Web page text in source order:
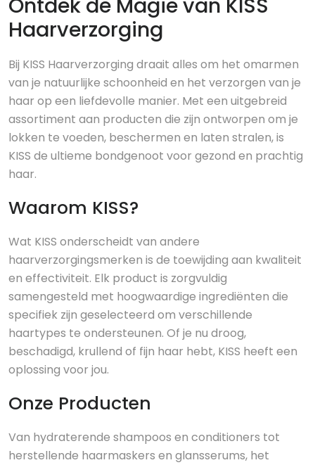
Ontdek de Magie van KISS
Haarverzorging
Bij KISS Haarverzorging draait alles om het omarmen
van je natuurlijke schoonheid en het verzorgen van je
haar op een liefdevolle manier. Met een uitgebreid
assortiment aan producten die zijn ontworpen om je
lokken te voeden, beschermen en laten stralen, is
KISS de ultieme bondgenoot voor gezond en prachtig
haar.
Waarom KISS?
Wat KISS onderscheidt van andere
haarverzorgingsmerken is de toewijding aan kwaliteit
en effectiviteit. Elk product is zorgvuldig
samengesteld met hoogwaardige ingrediënten die
specifiek zijn geselecteerd om verschillende
haartypes te ondersteunen. Of je nu droog,
beschadigd, krullend of fijn haar hebt, KISS heeft een
oplossing voor jou.
Onze Producten
Van hydraterende shampoos en conditioners tot
herstellende haarmaskers en glansserums, het